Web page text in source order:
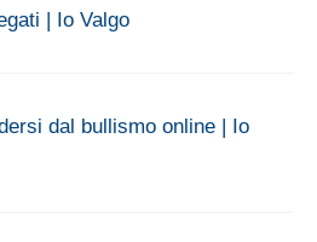
| Io Valgo
dal bullismo online | Io